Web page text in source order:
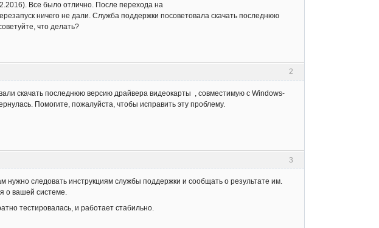
Все было отлично. После перехода на
ничего не дали. Служба поддержки посоветовала скачать последнюю
что делать?
2
скачать последнюю версию драйвера видеокарты , совместимую с Windows-
Помогите, пожалуйста, чтобы исправить эту проблему.
3
нужно следовать инструкциям службы поддержки и сообщать о результате им.
о вашей системе.
тестировалась, и работает стабильно.